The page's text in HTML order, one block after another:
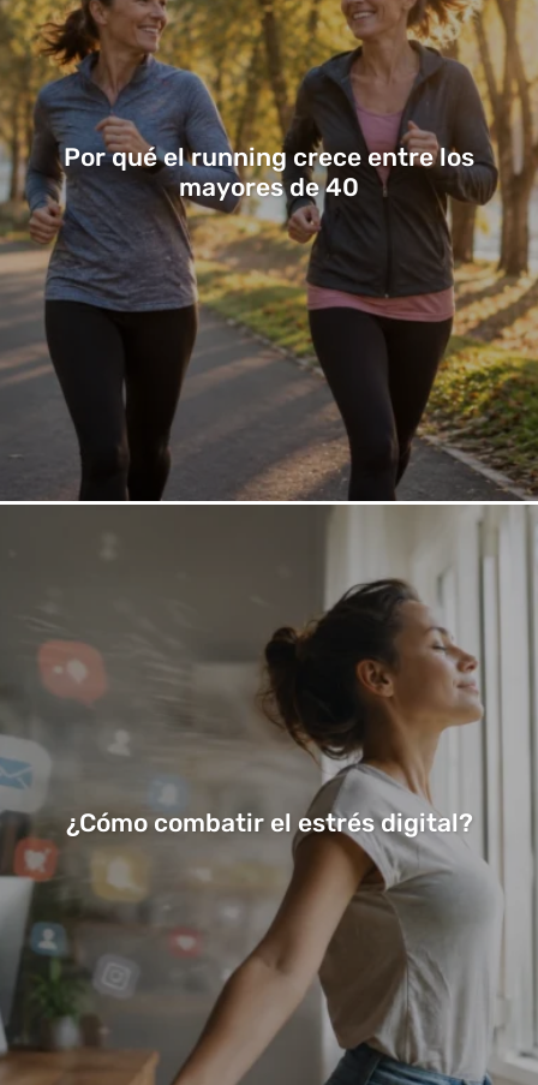
Por qué el running crece entre los
mayores de 40
¿Cómo combatir el estrés digital?